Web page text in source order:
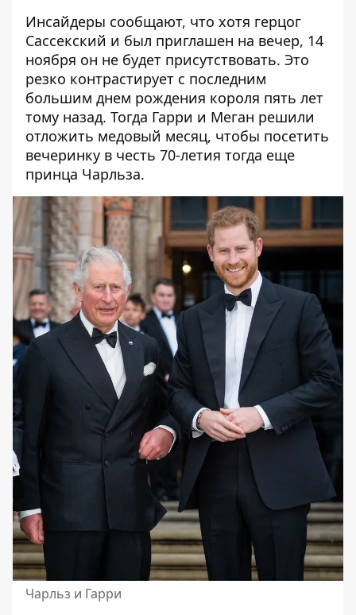
Инсайдеры сообщают, что хотя герцог
Сассекский и был приглашен на вечер, 14
ноября он не будет присутствовать. Это
резко контрастирует с последним
большим днем ​​рождения короля пять лет
тому назад. Тогда Гарри и Меган решили
отложить медовый месяц, чтобы посетить
вечеринку в честь 70-летия тогда еще
принца Чарльза.
Чарльз и Гарри